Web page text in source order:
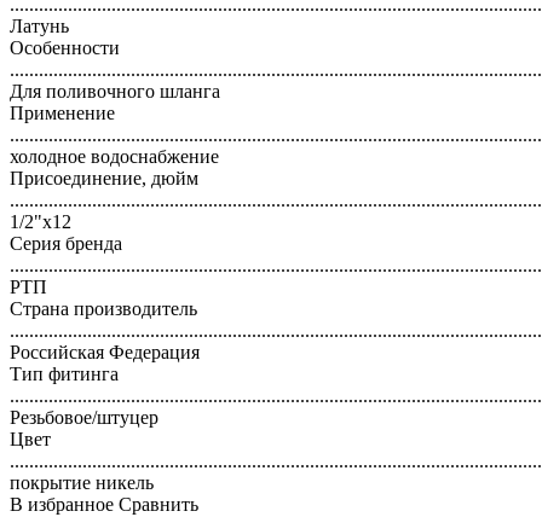
Латунь
Особенности
Для поливочного шланга
Применение
холодное водоснабжение
Присоединение, дюйм
1/2"х12
Серия бренда
РТП
Страна производитель
Российская Федерация
Тип фитинга
Резьбовое/штуцер
Цвет
покрытие никель
В избранное Сравнить